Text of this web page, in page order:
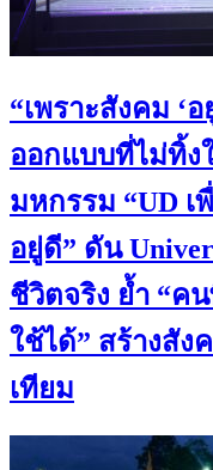
“เพราะสังคม ‘
ออกแบบที่ไม่ทิ้ง
มหกรรม “UD
อยู่ดี” ดัน
ชีวิตจริง ย้ำ “ค
ใช้ได้” สร้างสัง
เทียม